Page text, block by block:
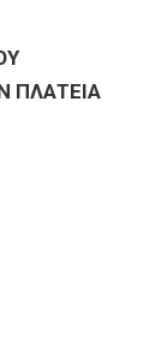
ΠΛΑΤΕΙΑ
ΓΙΑ ΤΗΝ